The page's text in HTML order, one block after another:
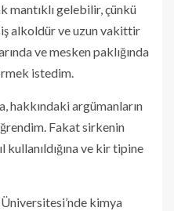
mantıklı gelebilir, çünkü
alkoldür ve uzun vakittir
ve mesken paklığında
istedim.
hakkındaki argümanların
Fakat sirkenin
kullanıldığına ve kir tipine
kimya